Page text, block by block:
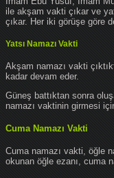
ile akşam vakti çıkar ve
çıkar. Her iki görüşe göre
Yatsı Namazı Vakti
Akşam namazı vakti
kadar devam eder.
Güneş battıktan sonra
namazı vaktinin girmesi
Cuma Namazı Vakti
Cuma namazı vakti, öğle
okunan öğle ezanı, cuma